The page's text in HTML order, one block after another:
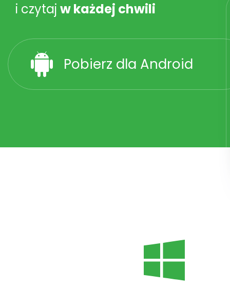
i czytaj w każdej chwili
Pobierz dla Android